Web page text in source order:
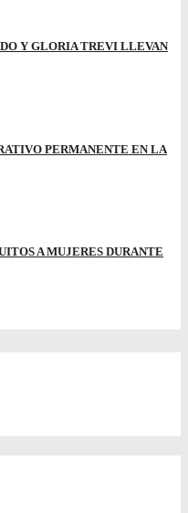
Y GLORIA TREVI LLEVAN
PERMANENTE EN LA
A MUJERES DURANTE